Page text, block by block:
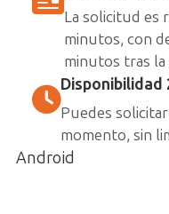
La solicitud es
minutos, con
minutos tras la
Disponibilidad
Puedes
momento, sin
Android